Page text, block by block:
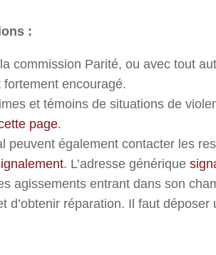
:
commission Parité, ou avec tout
encouragé.
et témoins de situations de
page.
peuvent également contacter les
. L’adresse générique
agissements entrant dans son
réparation. Il faut